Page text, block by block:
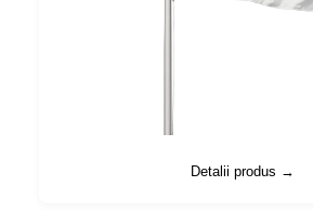
Detalii produs →